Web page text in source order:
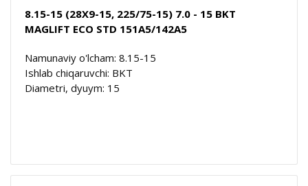
8.15-15 (28X9-15, 225/75-15) 7.0 - 15 BKT
MAGLIFT ECO STD 151A5/142A5
Namunaviy o'lcham: 8.15-15
Ishlab chiqaruvchi: BKT
Diametri, dyuym: 15